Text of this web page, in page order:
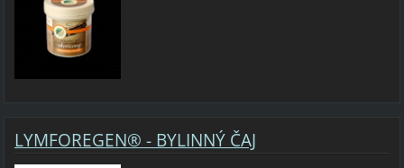
LYMFOREGEN® - BYLINNÝ ČAJ